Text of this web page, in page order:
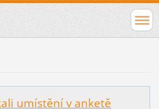
umístění v anketě